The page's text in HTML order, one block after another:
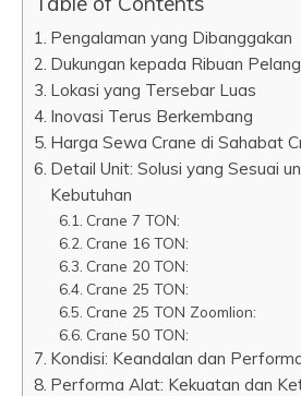
Pengalaman yang Dibanggakan
Dukungan kepada Ribuan
Lokasi yang Tersebar Luas
Inovasi Terus Berkembang
Harga Sewa Crane di Sahabat
Detail Unit: Solusi yang Sesuai
Kebutuhan
Crane 7 TON:
Crane 16 TON:
Crane 20 TON:
Crane 25 TON:
Crane 25 TON Zoomlion:
Crane 50 TON:
Kondisi: Keandalan dan
Performa Alat: Kekuatan dan